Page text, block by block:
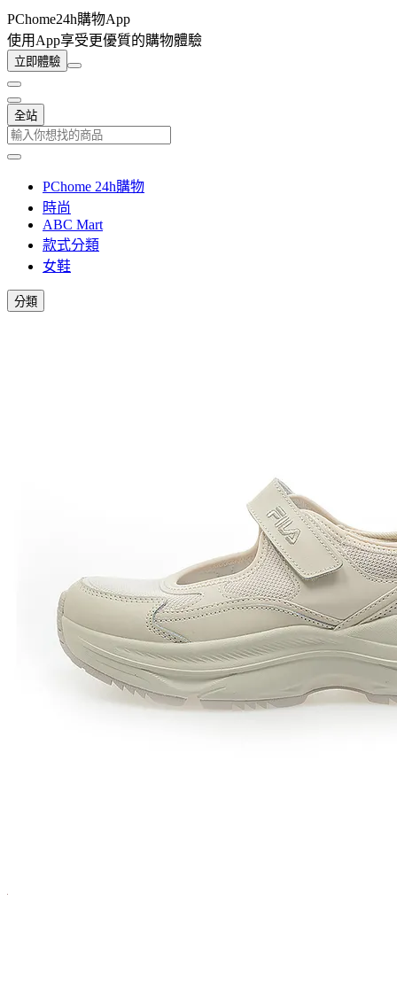
PChome24h購物App
使用App享受更優質的購物體驗
立即體驗
全站
PChome 24h購物
時尚
ABC Mart
款式分類
女鞋
分類